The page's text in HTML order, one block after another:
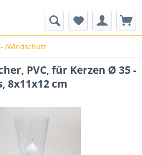
/Windschutz
PVC, für Kerzen Ø 35 -
8x11x12 cm